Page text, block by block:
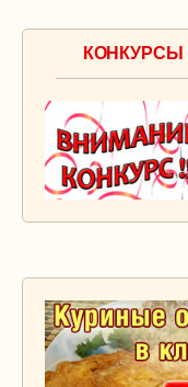
КОНКУРСЫ